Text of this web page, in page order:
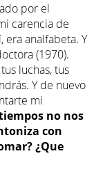
por el
carencia de
era analfabeta. Y
(1970).
luchas, tus
Y de nuevo
mi
no nos
con
¿Que